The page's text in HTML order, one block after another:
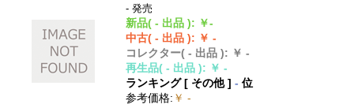
- 発売
新品( - 出品 ): ￥-
中古( - 出品 ): ￥ -
コレクター( - 出品 ): ￥ -
再生品( - 出品 ): ￥ -
ランキング [ その他]- 位
参考価格: ￥ -